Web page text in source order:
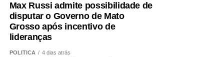
Max Russi admite possibilidade de
disputar o Governo de Mato
Grosso após incentivo de
lideranças
POLÍTICA 4 dias atrás